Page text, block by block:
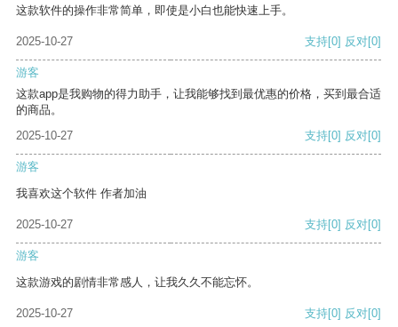
这款软件的操作非常简单，即使是小白也能快速上手。
2025-10-27 支持[0] 反对[0]
游客
这款app是我购物的得力助手，让我能够找到最优惠的价格，买到最合适
的商品。
2025-10-27
支持[0] 反对[0]
游客
我喜欢这个软件 作者加油
2025-10-27 支持[0] 反对[0]
游客
这款游戏的剧情非常感人，让我久久不能忘怀。
2025-10-27 支持[0] 反对[0]